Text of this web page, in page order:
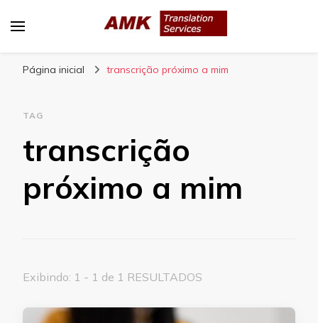
livre, tradução técnica, interpretação
Página inicial transcrição próximo a mim
TAG
transcrição
próximo a mim
Exibindo: 1 - 1 de 1 RESULTADOS